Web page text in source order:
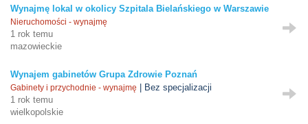
Wynajmę lokal w okolicy Szpitala Bielańskiego w Warszawie
Nieruchomości - wynajmę
1 rok temu
mazowieckie
Wynajem gabinetów Grupa Zdrowie Poznań
Gabinety i przychodnie - wynajmę
| Bez specjalizacji
1 rok temu
wielkopolskie